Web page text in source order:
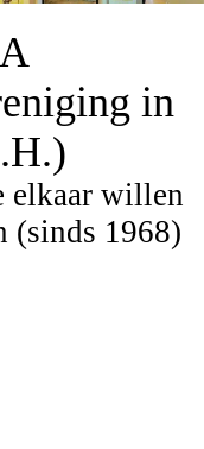
in
elkaar willen
(sinds 1968)